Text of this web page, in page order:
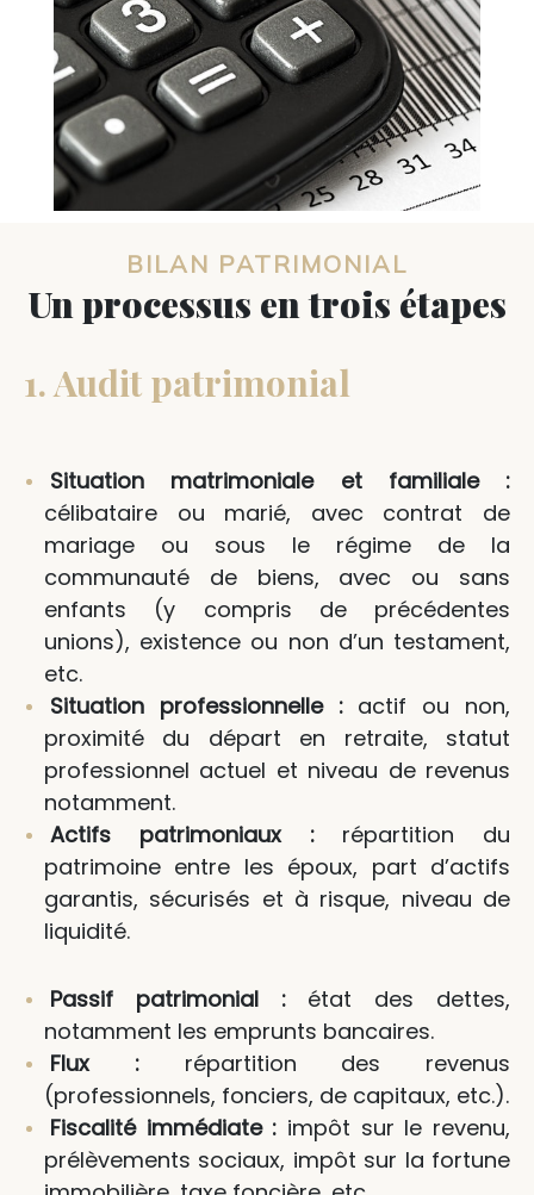
BILAN PATRIMONIAL
Un processus en trois étapes
1. Audit patrimonial
Situation matrimoniale et familiale :
célibataire ou marié, avec contrat de
mariage ou sous le régime de la
communauté de biens, avec ou sans
enfants (y compris de précédentes
unions), existence ou non d’un testament,
etc.
Situation professionnelle :actif ou non,
proximité du départ en retraite, statut
professionnel actuel et niveau de revenus
notamment.
Actifs patrimoniaux :répartition du
patrimoine entre les époux, part d’actifs
garantis, sécurisés et à risque, niveau de
liquidité.
Passif patrimonial :état des dettes,
notamment les emprunts bancaires.
Flux :répartition des revenus
(professionnels, fonciers, de capitaux, etc.).
Fiscalité immédiate : impôt sur le revenu,
prélèvements sociaux, impôt sur la fortune